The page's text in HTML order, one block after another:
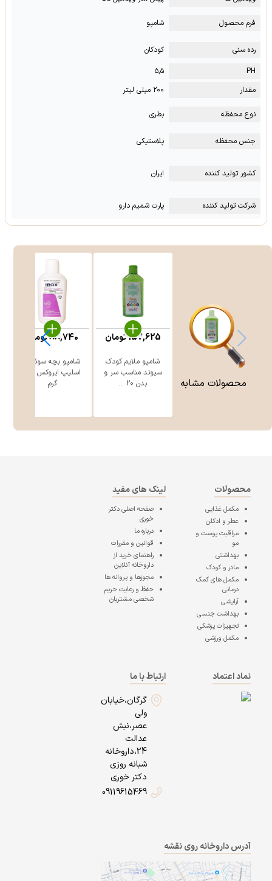
فرم محصول شامپو
رده سنی
کودکان
PH
۵,۵
مقدار
۲۰۰ میلی لیتر
نوع محفظه بطری
جنس محفظه پلاستیکی
کشور تولید کننده ایران
شرکت تولید کننده پارت شمیم دارو
محصولات مشابه
شامپو ملایم کودک
سیوند مناسب سر و
بدن 20 ...
157,625تومان
شامپو بچه سوئیت
گرم
88,740تومان
محصولات
مکمل غذایی
عطر و ادکلن
مراقبت پوست و
مو
بهداشتی
مادر و کودک
مکمل های کمک
درمانی
آرایشی
بهداشت جنسی
تجهیزات پزشکی
مکمل ورزشی
لینک های مفید
صفحه اصلیدکتر
خوری
درباره ما
قوانین و مقررات
راهنمای خرید از
داروخانه آنلاین
مجوزها و پروانه ها
حفظ و رعایت حریم
شخصی مشتریان
نماد اعتماد
ارتباط با ما
گرگان،خیابان
ولی
عصر،نبش
عدالت
24،داروخانه
شبانه روزی
دکتر خوری
09119615469
آدرس داروخانه روی نقشه